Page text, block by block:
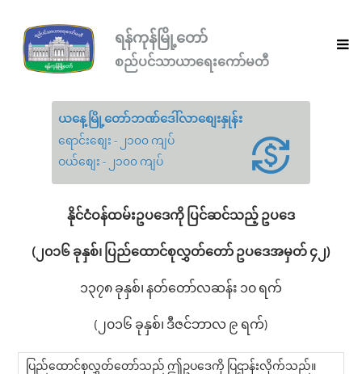
ရန်ကုန်မြို့တော်
စည်ပင်သာယာရေးကော်မတီ
ယနေ့မြို့တော်ဘဏ်ဒေါ်လာစျေးနှုန်း
ရောင်းစျေး - ၂၁၀၀ ကျပ်
ဝယ်စျေး - ၂၁၀၀ ကျပ်
နိုင်ငံဝန်ထမ်းဥပဒေကို ပြင်ဆင်သည့် ဥပဒေ
(၂၀၁၆ ခုနှစ်၊ ပြည်ထောင်စုလွှတ်တော် ဥပဒေအမှတ် ၄၂)
၁၃၇၈ ခုနှစ်၊ နတ်တော်လဆန်း ၁၀ ရက်
(၂၀၁၆ ခုနှစ်၊ ဒီဇင်ဘာလ ၉ ရက်)
ပြည်ထောင်စုလွှတ်တော်သည် ဤဥပဒေကို ပြဌာန်းလိုက်သည်။